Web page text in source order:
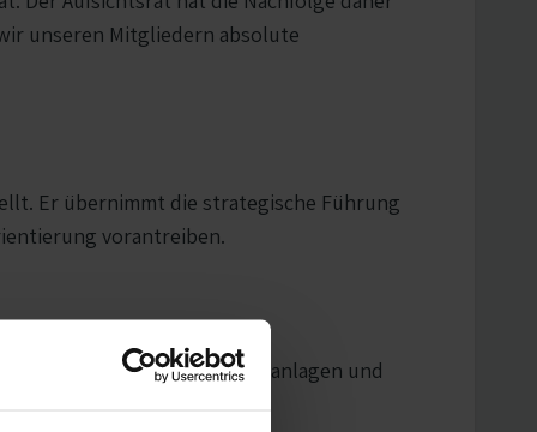
unseren Mitgliedern absolute
Er übernimmt die strategische Führung
vorantreiben.
Expertise im Bereich Kapitalanlagen und